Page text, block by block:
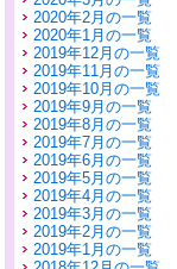
2020年2月の一覧
2020年1月の一覧
2019年12月の一覧
2019年11月の一覧
2019年10月の一覧
2019年9月の一覧
2019年8月の一覧
2019年7月の一覧
2019年6月の一覧
2019年5月の一覧
2019年4月の一覧
2019年3月の一覧
2019年2月の一覧
2019年1月の一覧